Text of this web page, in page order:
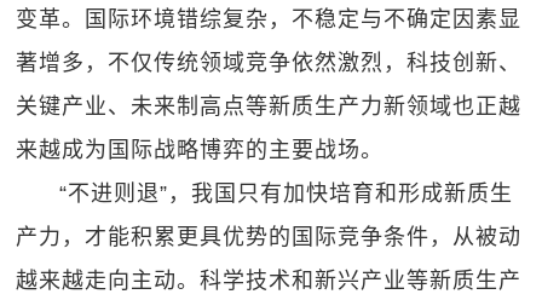
变革。国际环境错综复杂，不稳定与不确定因素显
著增多，不仅传统领域竞争依然激烈，科技创新、
关键产业、未来制高点等新质生产力新领域也正越
来越成为国际战略博弈的主要战场。
“不进则退”，我国只有加快培育和形成新质生
产力，才能积累更具优势的国际竞争条件，从被动
越来越走向主动。科学技术和新兴产业等新质生产